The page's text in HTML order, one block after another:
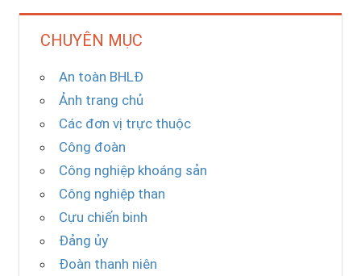
CHUYÊN MỤC
An toàn BHLĐ
Ảnh trang chủ
Các đơn vị trực thuộc
Công đoàn
Công nghiệp khoáng sản
Công nghiệp than
Cựu chiến binh
Đảng ủy
Đoàn thanh niên